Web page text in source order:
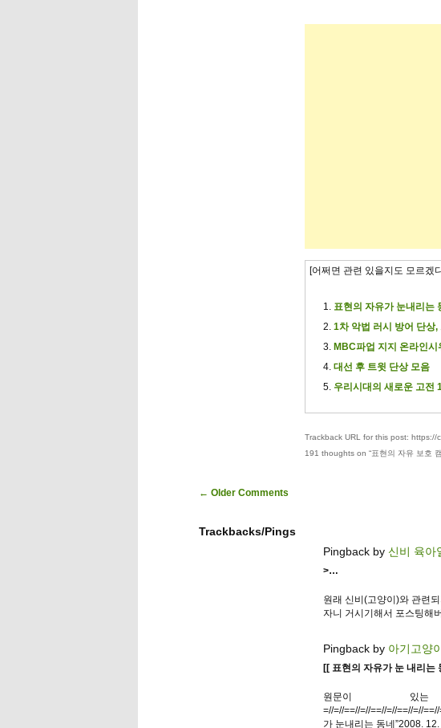
[어쩌면 관련 있을지도 모르겠
표현의 자유가 눈내리는
1차 악법 러시 방어 단상
MBC파업 지지 온라인시
대선 후 트윗 단상 모음
우리시대의 새로운 고전
Trackback URL for this post:
191 thoughts on “표현의 자유 보호
Comment navigation
← Older Comments
Trackbacks/Pings
Pingback by 신비 육아
>…
원래 신비(고양이)와 관련
자니 거시기해서 포스팅해
Pingback by 아기고양
[[ 표현의 자유가 눈 내리는
원문이 있
=//=//==//=//==//=//==//=//
가 눈내리는 동네”2008.